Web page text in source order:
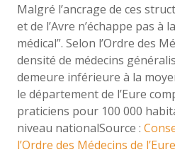
Malgré l’ancrage de ces
et de l’Avre n’échappe pas à
médical”. Selon l’Ordre des
densité de médecins
demeure inférieure à la
le département de l’Eure
praticiens pour 100 000
niveau nationalSource :
l’Ordre des Médecins de l’Eure